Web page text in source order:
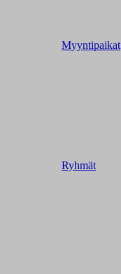
Myyntipaikat
Ryhmät